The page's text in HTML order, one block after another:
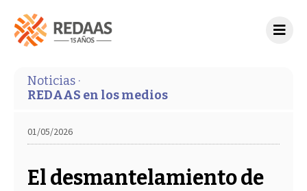
Noticias ·
REDAAS en los medios
01/05/2026
El desmantelamiento de